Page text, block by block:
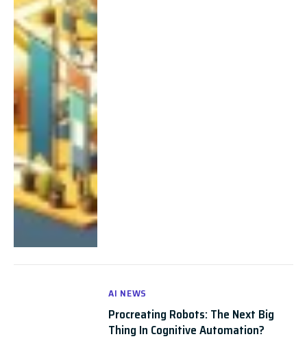
AI NEWS
Procreating Robots: The Next Big
Thing In Cognitive Automation?